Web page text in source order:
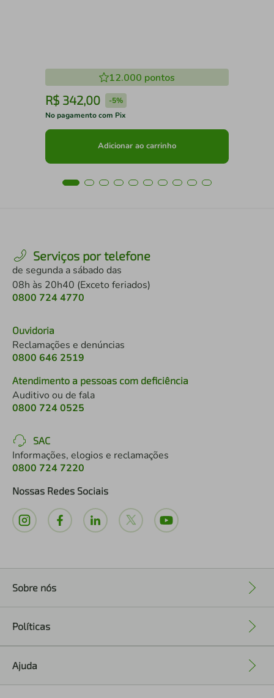
12.000 pontos
R$ 342,00 -5%
No pagamento com Pix
Adicionar ao carrinho
Serviços por telefone
de segunda a sábado das
08h às 20h40 (Exceto feriados)
0800 724 4770
Ouvidoria
Reclamações e denúncias
0800 646 2519
Atendimento a pessoas com deficiência
Auditivo ou de fala
0800 724 0525
SAC
Informações, elogios e reclamações
0800 724 7220
Nossas Redes Sociais
Sobre nós
Políticas
Ajuda